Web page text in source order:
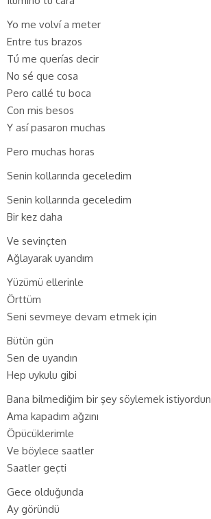
Yo me volví a meter
Entre tus brazos
Tú me querías decir
No sé que cosa
Pero callé tu boca
Con mis besos
Y así pasaron muchas
Pero muchas horas
Senin kollarında geceledim
Senin kollarında geceledim
Bir kez daha
Ve sevinçten
Ağlayarak uyandım
Yüzümü ellerinle
Örttüm
Seni sevmeye devam etmek için
Bütün gün
Sen de uyandın
Hep uykulu gibi
Bana bilmediğim bir şey söylemek istiyordun
Ama kapadım ağzını
Öpücüklerimle
Ve böylece saatler
Saatler geçti
Gece olduğunda
Ay göründü